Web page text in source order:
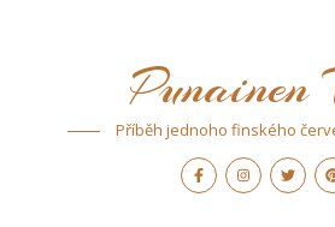
Punainen
Příběh jednoho finského